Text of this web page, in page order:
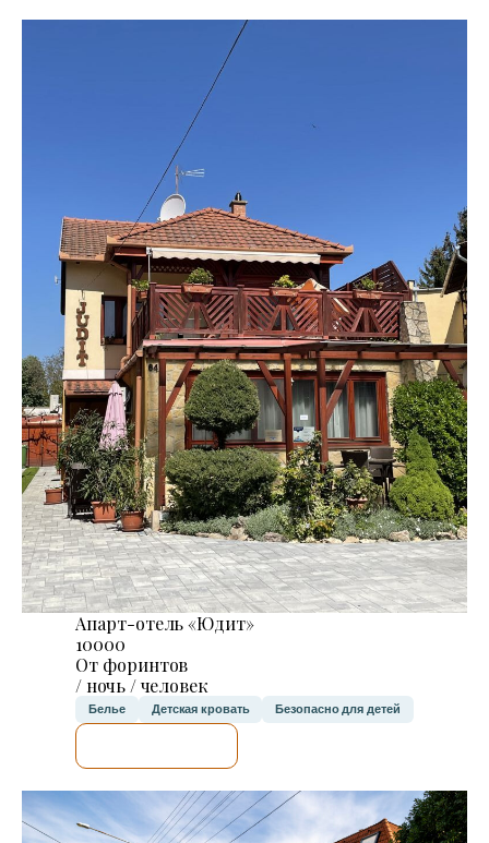
Апарт-отель «Юдит»
10000
От форинтов
/ ночь / человек
Белье Детская кровать Безопасно для детей